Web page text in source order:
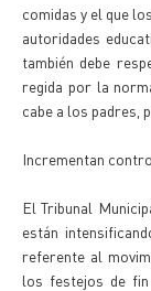
comidas y el que
autoridades
también debe
regida por la
cabe a los padres,
Incrementan
El Tribunal
están
referente al
los festejos de